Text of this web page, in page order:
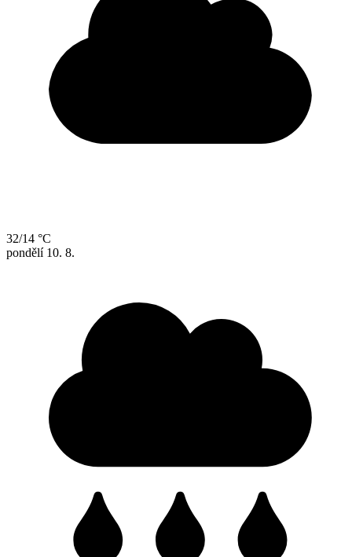
32/14 °C
pondělí 10. 8.